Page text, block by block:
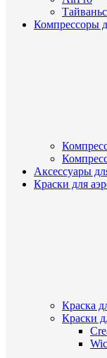
Компрессоры
Аксессуары
Краски для
Краска
Краски